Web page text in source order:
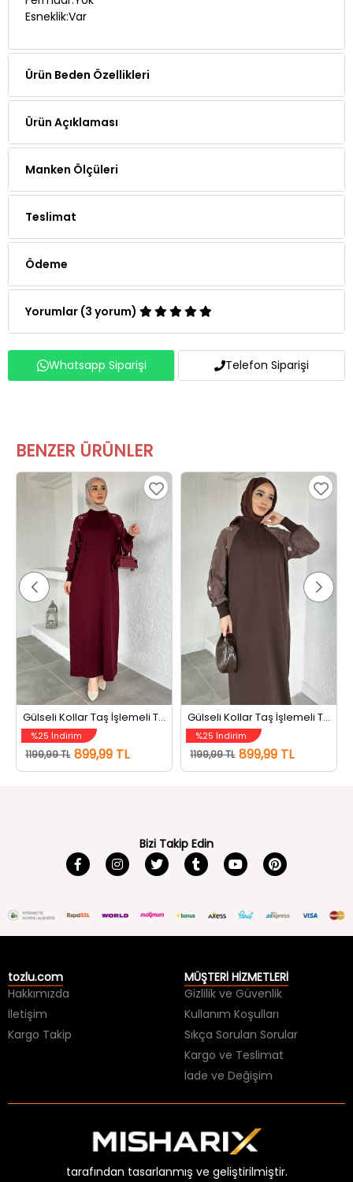
Ürün Beden Özellikleri
Ürün Açıklaması
Manken Ölçüleri
Teslimat
Ödeme
Yorumlar (3 yorum)
%25 İndirim
1199,99 TL 899,99 TL
%25 İndirim
1199,99 TL 899,99 TL
Hakkımızda
İletişim
Kargo Takip
Gizlilik ve Güvenlik
Kullanım Koşulları
Sıkça Sorulan Sorular
Kargo ve Teslimat
İade ve Değişim
tarafından tasarlanmış ve geliştirilmiştir.